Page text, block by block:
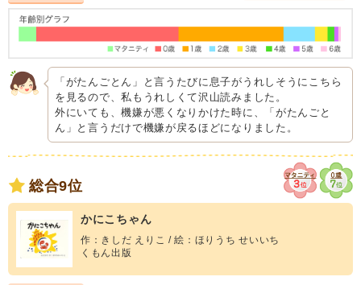
「がたんごとん」と言うたびに息子がうれしそうにこちら
を見るので、私もうれしくて沢山読みました。
外にいても、機嫌が悪くなりかけた時に、「がたんごと
ん」と言うだけで機嫌が戻るほどになりました。
総合9位
かにこちゃん
作：きしだ えりこ / 絵：ほりうち せいいち
くもん出版